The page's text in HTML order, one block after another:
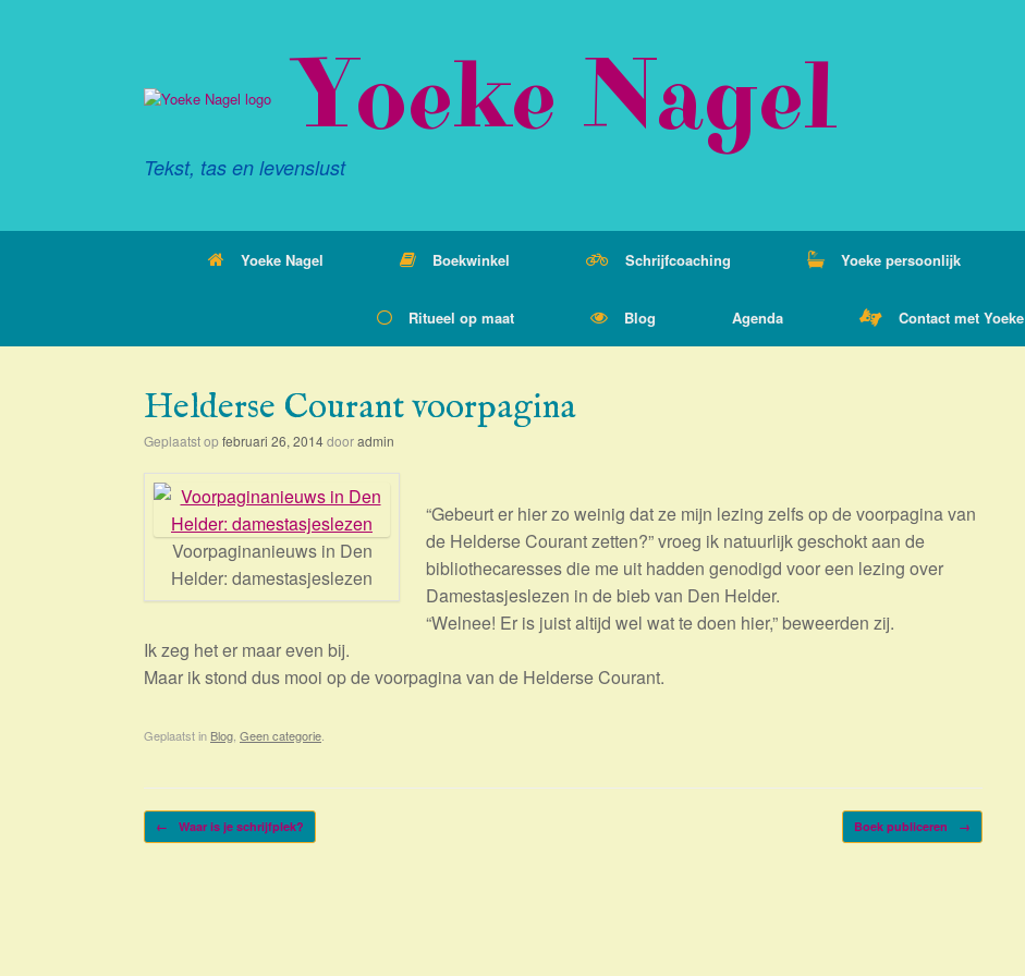
Yoeke Nagel
Tekst, tas en levenslust
Yoeke Nagel Boekwinkel Schrijfcoaching Yoeke persoonlijk
Ritueel op maat Blog Agenda Contact met Yoeke
Helderse Courant voorpagina
Geplaatst opfebruari 26, 2014dooradmin
Voorpaginanieuws in Den
Helder: damestasjeslezen
“Gebeurt er hier zo weinig dat ze mijn lezing zelfs op de voorpagina van
de Helderse Courant zetten?” vroeg ik natuurlijk geschokt aan de
bibliothecaresses die me uit hadden genodigd voor een lezing over
Damestasjeslezen in de bieb van Den Helder.
“Welnee! Er is juist altijd wel wat te doen hier,” beweerden zij.
Ik zeg het er maar even bij.
Maar ik stond dus mooi op de voorpagina van de Helderse Courant.
Geplaatst in Blog Geen categorie
Bericht navigatie
← Waar is je schrijfplek? Boek publiceren →